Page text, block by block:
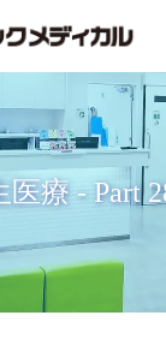
医療 - Part